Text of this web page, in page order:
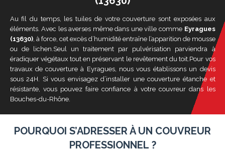
Au fil du temps, les tuiles de votre couverture sont exposées aux
éléments. Avec les averses même dans une ville comme Eyragues
(13630), à force, cet excès d’humidité entraîne l’apparition de mousse
ou de lichen.Seul un traitement par pulvérisation parviendra à
éradiquer végétaux tout en préservant le revêtement du toit.Pour vos
travaux de couverture à Eyragues, nous vous établissons un devis
sous 24H. Si vous envisagez d’installer une couverture étanche et
résistante, vous pouvez faire confiance à votre couvreur dans les
Bouches-du-Rhône.
POURQUOI S’ADRESSER À UN COUVREUR
PROFESSIONNEL ?